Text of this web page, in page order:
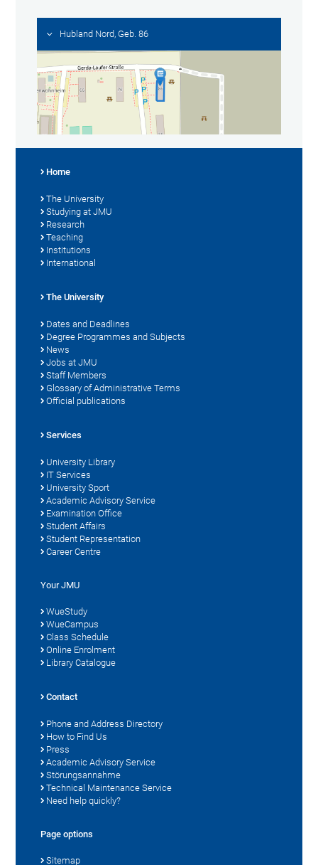
Hubland Nord, Geb. 86
Home
The University
Studying at JMU
Research
Teaching
Institutions
International
The University
Dates and Deadlines
Degree Programmes and Subjects
News
Jobs at JMU
Staff Members
Glossary of Administrative Terms
Official publications
Services
University Library
IT Services
University Sport
Academic Advisory Service
Examination Office
Student Affairs
Student Representation
Career Centre
Your JMU
WueStudy
WueCampus
Class Schedule
Online Enrolment
Library Catalogue
Contact
Phone and Address Directory
How to Find Us
Press
Academic Advisory Service
Störungsannahme
Technical Maintenance Service
Need help quickly?
Page options
Sitemap